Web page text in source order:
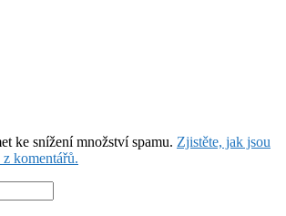
ke snížení množství spamu. Zjistěte, jak jsou
komentářů.